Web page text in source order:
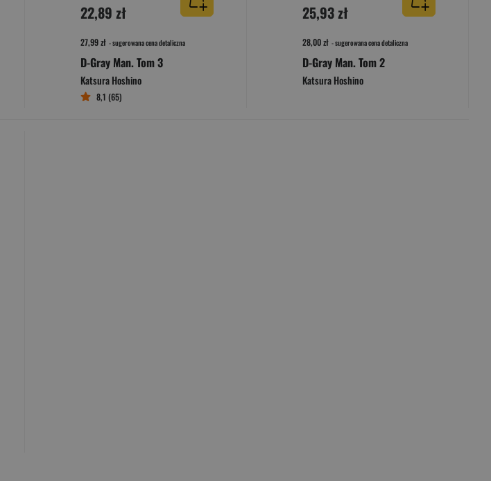
22,89 zł
27,99 zł - sugerowana cena detaliczna
D-Gray Man. Tom 3
Katsura Hoshino
8,1 (65)
25,93 zł
28,00 zł - sugerowana cena detaliczna
D-Gray Man. Tom 2
Katsura Hoshino